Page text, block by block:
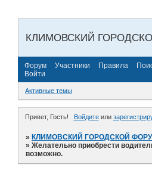
КЛИМОВСКИЙ
Форум Участники Правила
Войти
Активные темы
Привет, Гость! Войдитеили
»КЛИМОВСКИЙ ГОРОДСКОЙ
»Желательно приобрести
возможно.